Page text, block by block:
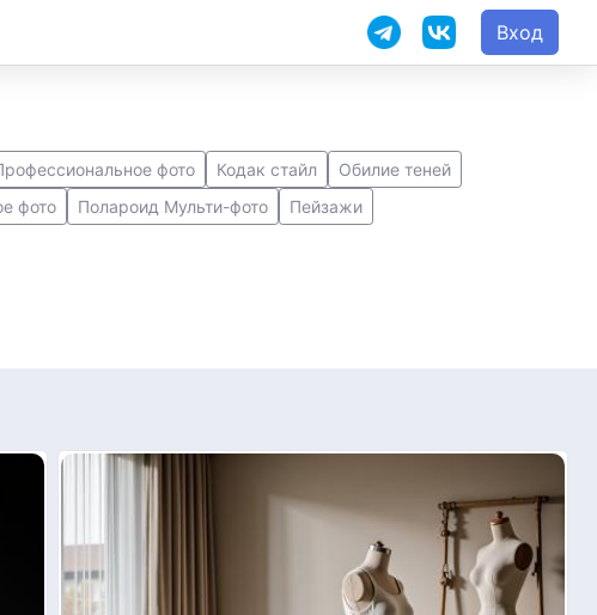
Вход
фото Кодак стайл
Обилие теней
фото Полароид Мульти-фото Пейзажи